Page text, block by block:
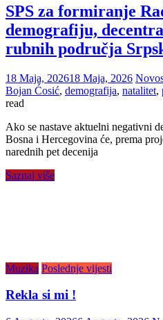
SPS za formiranje
demografiju,
rubnih područja
18 Maja, 202618 Maja, 2026
Bojan Ćosić, demografija, natalitet,
read
Ako se nastave aktuelni negativni
Bosna i Hercegovina će, prema
narednih pet decenija
Saznaj više
Muzika Poslednje vijesti
Rekla si mi !